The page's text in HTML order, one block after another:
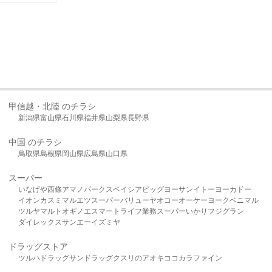
甲信越・北陸 のチラシ
新潟県富山県石川県福井県山梨県長野県
中国 のチラシ
鳥取県島根県岡山県広島県山口県
スーパー
いなげや西條アマノパークスベイシア ビッグヨーサンイトーヨーカドー
イオンカスミ マルエツスーパーバリューヤオコーオーケー ヨークベニマル
ツルヤマルト オギノ エスマート ライフ業務スーパーいかり フジグラン
ダイレックスサンエーイズミヤ
ドラッグストア
ツルハドラッグサンドラッグクスリのアオキ ココカラファイン